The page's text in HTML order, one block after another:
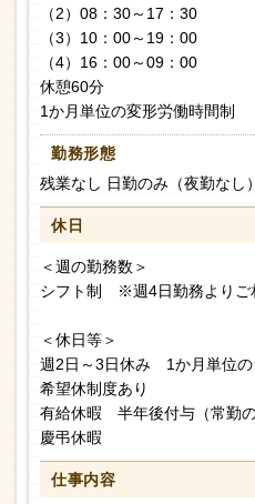
（2）08：30～17：30
（3）10：00～19：00
（4）16：00～09：00
休憩60分
1か月単位の変形労働時間制
勤務形態
残業なし 日勤のみ（夜勤なし
休日
＜週の勤務数＞
シフト制 ※週4日勤務よりご
＜休日等＞
週2日～3日休み 1か月単位の
希望休制度あり
有給休暇 半年後付与（常勤の
慶弔休暇
仕事内容